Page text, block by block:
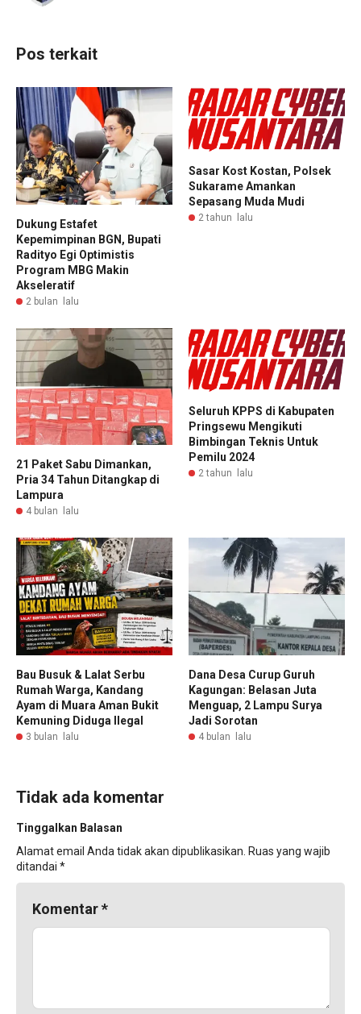
Pos terkait
Dukung Estafet
Kepemimpinan BGN, Bupati
Radityo Egi Optimistis
Program MBG Makin
Akseleratif
2 bulan lalu
Sasar Kost Kostan, Polsek
Sukarame Amankan
Sepasang Muda Mudi
2 tahun lalu
21 Paket Sabu Dimankan,
Pria 34 Tahun Ditangkap di
Lampura
4 bulan lalu
Seluruh KPPS di Kabupaten
Pringsewu Mengikuti
Bimbingan Teknis Untuk
Pemilu 2024
2 tahun lalu
Bau Busuk & Lalat Serbu
Rumah Warga, Kandang
Ayam di Muara Aman Bukit
Kemuning Diduga Ilegal
3 bulan lalu
Dana Desa Curup Guruh
Kagungan: Belasan Juta
Menguap, 2 Lampu Surya
Jadi Sorotan
4 bulan lalu
Tidak ada komentar
Tinggalkan Balasan
Alamat email Anda tidak akan dipublikasikan. Ruas yang wajib
ditandai *
Komentar*